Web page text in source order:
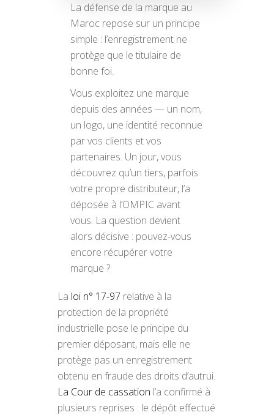
La défense de la marque au
Maroc repose sur un principe
simple : l’enregistrement ne
protège que le titulaire de
bonne foi.
Vous exploitez une marque
depuis des années — un nom,
un logo, une identité reconnue
par vos clients et vos
partenaires. Un jour, vous
découvrez qu’un tiers, parfois
votre propre distributeur, l’a
déposée à l’OMPIC avant
vous. La question devient
alors décisive : pouvez-vous
encore récupérer votre
marque ?
La loi n° 17-97 relative à la
protection de la propriété
industrielle pose le principe du
premier déposant, mais elle ne
protège pas un enregistrement
obtenu en fraude des droits d’autrui.
La Cour de cassation l’a confirmé à
plusieurs reprises : le dépôt effectué